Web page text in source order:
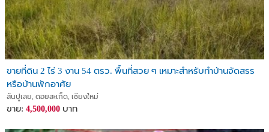
ขายที่ดิน 2 ไร่ 3 งาน 54 ตรว. พื้นที่สวย ๆ เหมาะสำหรับทำบ้านจัดสรร
หรือบ้านพักอาศัย
สันปูเลย, ดอยสะเก็ด, เชียงใหม่
ขาย: 4,500,000 บาท